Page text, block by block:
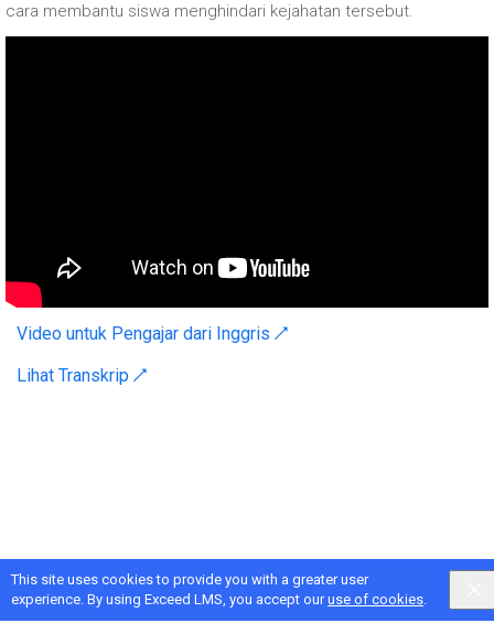
This site uses cookies to provide you with a greater user
experience. By using Exceed LMS, you accept ouruse of cookies.
cara membantu siswa menghindari kejahatan tersebut.
Video untuk Pengajar dari Inggris ↗
Lihat Transkrip ↗